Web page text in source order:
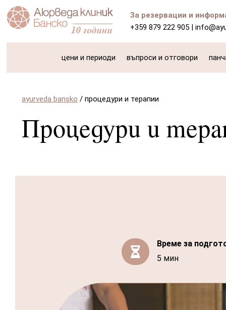
За резервации и
+359 879 222 905 |
цени и периоди въпроси и отговори
ayurveda bansko /процедури и терапии
Процедури и

Време за
5 мин